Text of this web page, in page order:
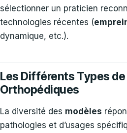
sélectionner un praticien
technologies récentes (
dynamique, etc.).
Les Différents Types
Orthopédiques
La diversité des modèles
pathologies et d’usages